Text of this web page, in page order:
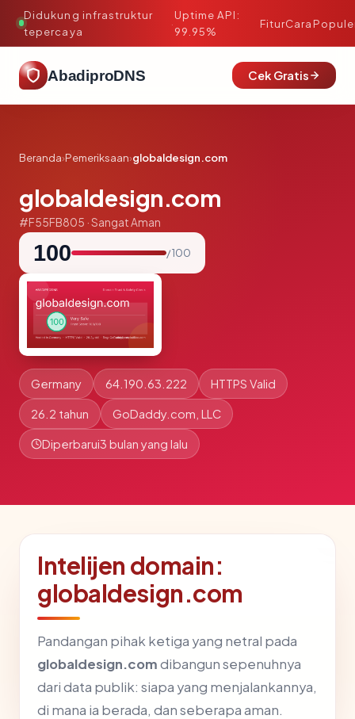
Didukung infrastruktur
tepercaya
·
Uptime API:
99.95%
FiturCara
AbadiproDNS Cek Gratis
Beranda›Pemeriksaan›globaldesign.com
globaldesign.com
#F55FB805 · Sangat Aman
100 / 100
Germany 64.190.63.222 HTTPS Valid
26.2 tahun GoDaddy.com, LLC
Diperbarui3 bulan yang lalu
Intelijen domain:
globaldesign.com
Pandangan pihak ketiga yang netral pada
globaldesign.comdibangun sepenuhnya
dari data publik: siapa yang menjalankannya,
di mana ia berada, dan seberapa aman.